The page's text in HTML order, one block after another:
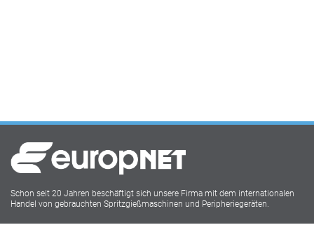
Schon seit 20 Jahren beschäftigt sich unsere Firma mit dem internationalen
Handel von gebrauchten Spritzgießmaschinen und Peripheriegeräten.